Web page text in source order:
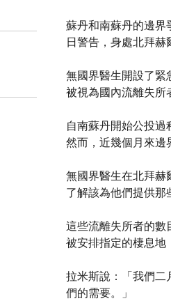
蘇丹和南蘇丹的邊
日警告，身處北拜赫
無國界醫生開設了緊
被視為國內流離失所
自南蘇丹開始公投過
然而，近幾個月來邊
無國界醫生在北拜赫
了解該為他們提供那
這些流離失所者的數
被安排指定的棲息地
拉米斯說：「我們二
們的需要。」